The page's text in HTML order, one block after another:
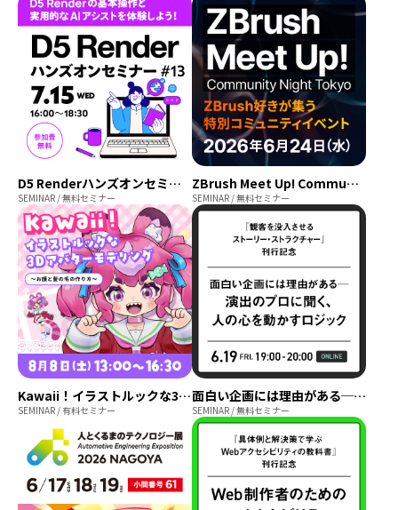
D5 Renderハンズオンセミナー 2026年7月開催【参加費無料】
SEMINAR / 無料セミナー
ZBrush Meet Up! Community Night Tokyo
SEMINAR / 無料セミナー
Kawaii！イラストルックな3Dアバターモデリング ～お顔と髪の毛の作り方～
SEMINAR / 有料セミナー
面白い企画には理由がある─ 演出のプロに聞く、人の心を動かすロジック｜『観客を没入させるストーリー・ストラクチャー』刊行記念
SEMINAR / 無料セミナー